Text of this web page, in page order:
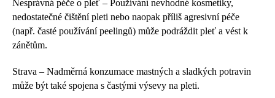
Nesprávná péče o pleť – Používání nevhodné kosmetiky,
nedostatečné čištění pleti nebo naopak příliš agresivní péče
(např. časté používání peelingů) může podráždit pleť a vést k
zánětům.
Strava – Nadměrná konzumace mastných a sladkých potravin
může být také spojena s častými výsevy na pleti.